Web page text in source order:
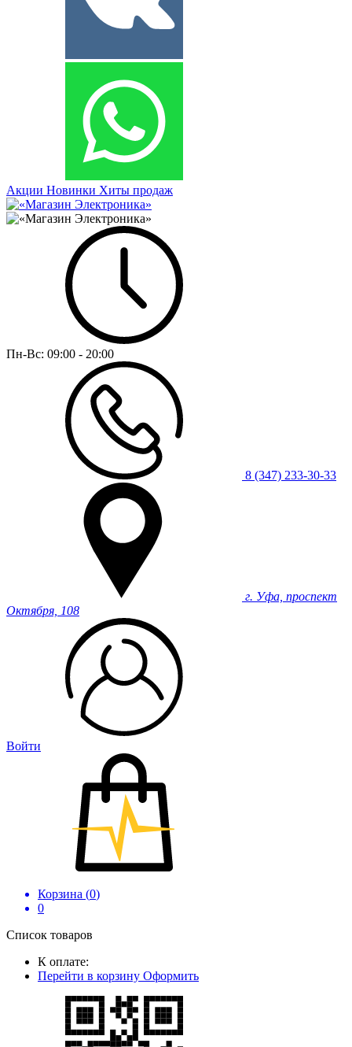
Акции Новинки Хиты продаж
Пн-Вс: 09:00 - 20:00
8 (347) 233-30-33
г. Уфа, проспект
Октября, 108
Войти
Корзина (0)
0
Список товаров
К оплате:
Перейти в корзину Оформить